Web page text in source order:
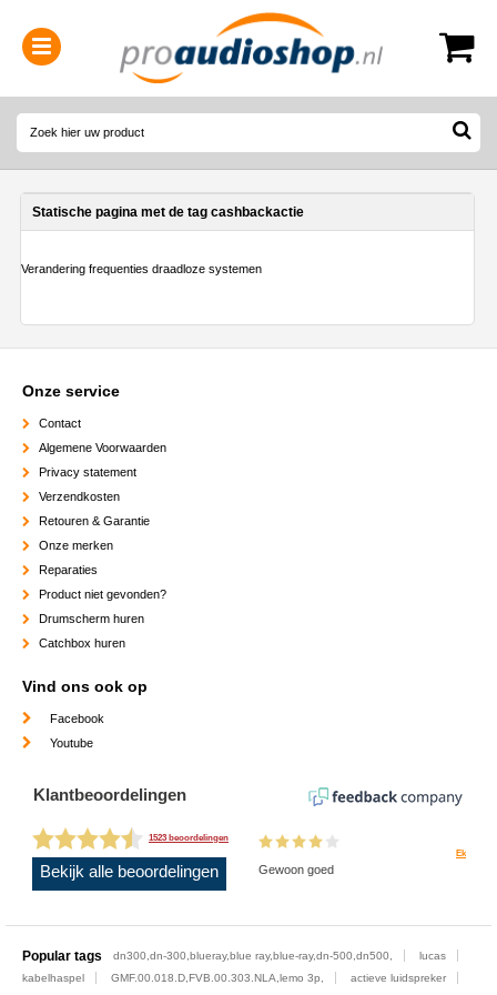
0314-364515
Statische pagina met de tag cashbackactie
Verandering frequenties draadloze systemen
Onze service
Contact
Algemene Voorwaarden
Privacy statement
Verzendkosten
Retouren & Garantie
Onze merken
Reparaties
Product niet gevonden?
Drumscherm huren
Catchbox huren
Vind ons ook op
Facebook
Youtube
Klantbeoordelingen
1523 beoordelingen
Bekijk alle beoordelingen
Ek
Gewoon goed
Popular tags dn300,dn-300,blueray,blue ray,blue-ray,dn-500,dn500,
lucas
kabelhaspel
GMF.00.018.D,FVB.00.303.NLA,lemo 3p, actieve luidspreker